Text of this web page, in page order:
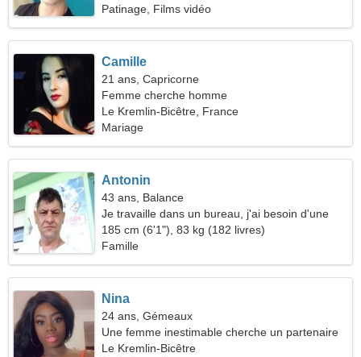
Patinage, Films vidéo
Camille
21 ans, Capricorne
Femme cherche homme
Le Kremlin-Bicêtre, France
Mariage
Antonin
43 ans, Balance
Je travaille dans un bureau, j'ai besoin d'une
femme cool
185 cm (6'1"), 83 kg (182 livres)
Famille
Nina
24 ans, Gémeaux
Une femme inestimable cherche un partenaire
Le Kremlin-Bicêtre